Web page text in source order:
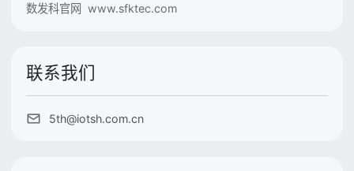
数发科官网 www.sfktec.com
联系我们
5th@iotsh.com.cn